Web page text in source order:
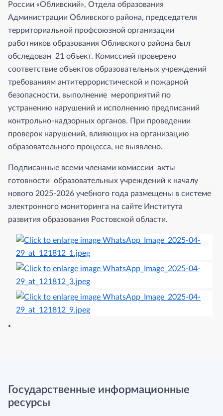
России «Обливский», Отдела образования
Администрации Обливского района, председателя
территориальной профсоюзной организации
работников образования Обливского района был
обследован 21 объект. Комиссией проверено
соответствие объектов образовательных учреждений
требованиям антитеррористической и пожарной
безопасности, выполнение мероприятий по
устранению нарушений и исполнению предписаний
контрольно-надзорных органов. При проведении
проверок нарушений, влияющих на организацию
образовательного процесса, не выявлено.
Подписанные всеми членами комиссии акты
готовности образовательных учреждений к началу
нового 2025-2026 учебного года размещены в системе
электронного мониторинга на сайте Института
развития образования Ростовской области.
Государственные информационные
ресурсы